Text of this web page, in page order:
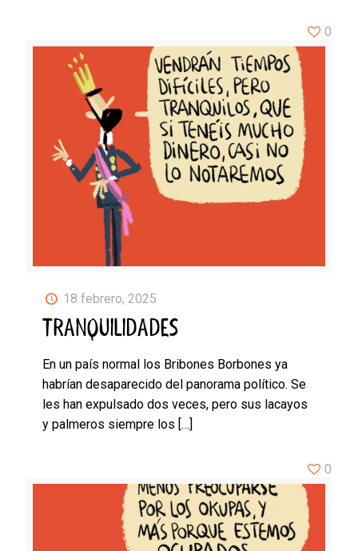
18 febrero, 2025
TRANQUILIDADES
En un país normal los Bribones Borbones ya
habrían desaparecido del panorama político. Se
les han expulsado dos veces, pero sus lacayos
y palmeros siempre los […]
0
0